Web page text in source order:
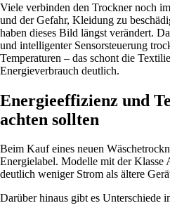
Viele verbinden den Trockner noch
und der Gefahr, Kleidung zu
haben dieses Bild längst verändert.
und intelligenter Sensorsteuerung
Temperaturen – das schont die
Energieverbrauch deutlich.
Energieeffizienz und
achten sollten
Beim Kauf eines neuen
Energielabel. Modelle mit der Klasse
deutlich weniger Strom als ältere
Darüber hinaus gibt es Unterschiede